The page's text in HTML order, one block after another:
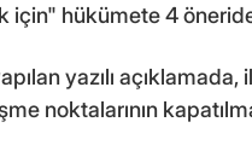
için" hükümete 4
yazılı açıklamada,
noktalarının